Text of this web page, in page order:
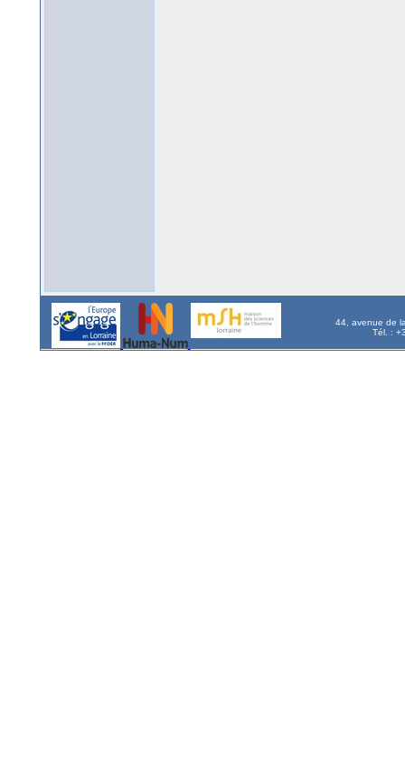
44, avenue de
Tél. :